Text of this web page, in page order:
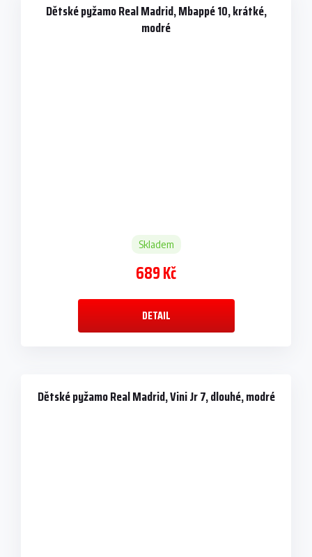
Dětské pyžamo Real Madrid, Mbappé 10, krátké,
modré
Skladem
689 Kč
DETAIL
Dětské pyžamo Real Madrid, Vini Jr 7, dlouhé, modré